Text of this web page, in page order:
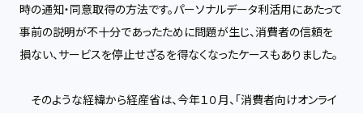
時の通知・同意取得の方法です。パーソナルデータ利活用にあたって
事前の説明が不十分であったために問題が生じ、消費者の信頼を
損ない、サービスを停止せざるを得なくなったケースもありました。
そのような経緯から経産省は、今年１０月、「消費者向けオンライ